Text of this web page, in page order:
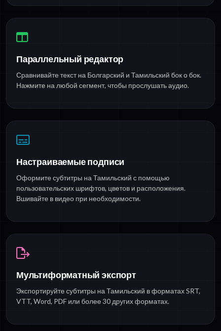
Параллельный редактор
Сравнивайте текст на Болгарский и Тамильский бок о бок.
Нажмите на любой сегмент, чтобы прослушать аудио.
Настраиваемые подписи
Оформите субтитры на Тамильский с помощью
пользовательских шрифтов, цветов и расположения.
Вшивайте в видео при необходимости.
Мультиформатный экспорт
Экспортируйте субтитры на Тамильский в форматах SRT,
VTT, Word, PDF или более 30 других форматах.